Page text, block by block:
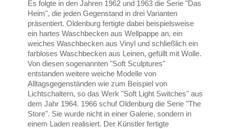
Es folgte in den Jahren 1962 und 1963 die Serie "Das
Heim", die jeden Gegenstand in drei Varianten
präsentiert. Oldenburg fertigte dabei beispielsweise
ein hartes Waschbecken aus Wellpappe an, ein
weiches Waschbecken aus Vinyl und schließlich ein
farbloses Waschbecken aus Leinen, gefüllt mit Wolle.
Von diesen sogenannten "Soft Sculptures"
entstanden weitere weiche Modelle von
Alltagsgegenständen wie zum Beispiel von
Lichtschaltern, so das Werk "Soft Light Switches" aus
dem Jahr 1964. 1966 schuf Oldenburg die Serie "The
Store". Sie wurde nicht in einer Galerie, sondern in
einem Laden realisiert. Der Künstler fertigte